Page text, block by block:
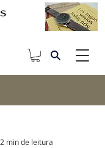
2 min de leitura